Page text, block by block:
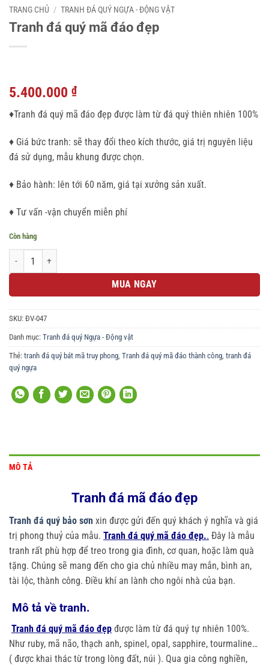
TRANG CHỦ / TRANH ĐÁ QUÝ NGỰA - ĐỘNG VẬT
Tranh đá quý mã đáo đẹp
5.400.000 ₫
♦Tranh đá quý mã đáo đẹp được làm từ đá quý thiên nhiên 100%
♦ Giá bức tranh: sẽ thay đổi theo kích thước, giá trị nguyên liệu
đá sử dụng, mẫu khung được chọn.
♦ Bảo hành: lên tới 60 năm, giá tại xưởng sản xuất.
♦ Tư vấn -vận chuyển miễn phí
Còn hàng
Tranh đá quý mã đáo đẹp số lượng
MUA NGAY
SKU: ĐV-047
Danh mục: Tranh đá quý Ngựa - Động vật
Thẻ: tranh đá quý bát mã truy phong, Tranh đá quý mã đáo thành công, tranh đá
quý ngựa
MÔ TẢ
Tranh đá mã đáo đẹp
Tranh đá quý bảo sơn xin được gửi đến quý khách ý nghĩa và giá
trị phong thuỷ của mẫu. Tranh đá quý mã đáo đẹp.. Đây là mẫu
tranh rất phù hợp để treo trong gia đình, cơ quan, hoặc làm quà
tặng. Chúng sẽ mang đến cho gia chủ nhiều may mắn, bình an,
tài lộc, thành công. Điều khí an lành cho ngôi nhà của bạn.
Mô tả về tranh.
Tranh đá quý mã đáo đẹp được làm từ đá quý tự nhiên 100%.
Như ruby, mã não, thạch anh, spinel, opal, sapphire, tourmaline…
( được khai thác từ trong lòng đất, núi ). Qua gia công nghiền,